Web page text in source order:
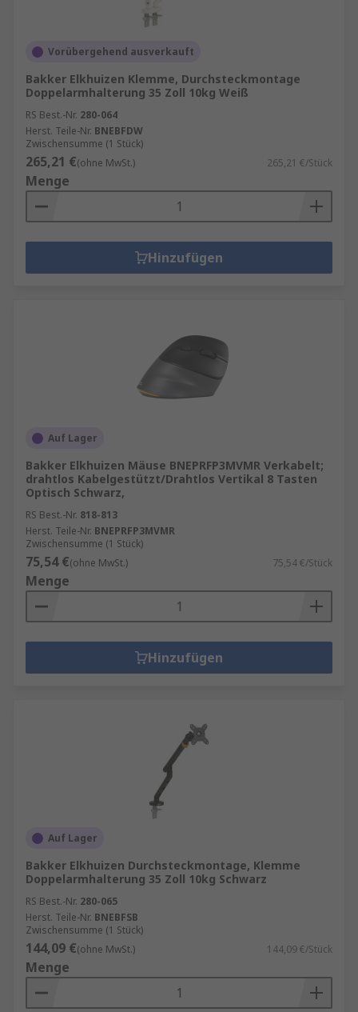
Vorübergehend ausverkauft
Bakker Elkhuizen Klemme, Durchsteckmontage
Doppelarmhalterung 35 Zoll 10kg Weiß
RS Best.-Nr. 280-064
Herst. Teile-Nr. BNEBFDW
Zwischensumme (1 Stück)
265,21 €(ohne MwSt.) 265,21 €/Stück
Menge
Hinzufügen
Auf Lager
Bakker Elkhuizen Mäuse BNEPRFP3MVMR Verkabelt;
drahtlos Kabelgestützt/Drahtlos Vertikal 8 Tasten
Optisch Schwarz,
RS Best.-Nr. 818-813
Herst. Teile-Nr. BNEPRFP3MVMR
Zwischensumme (1 Stück)
75,54 €(ohne MwSt.) 75,54 €/Stück
Menge
Hinzufügen
Auf Lager
Bakker Elkhuizen Durchsteckmontage, Klemme
Doppelarmhalterung 35 Zoll 10kg Schwarz
RS Best.-Nr. 280-065
Herst. Teile-Nr. BNEBFSB
Zwischensumme (1 Stück)
144,09 €(ohne MwSt.) 144,09 €/Stück
Menge